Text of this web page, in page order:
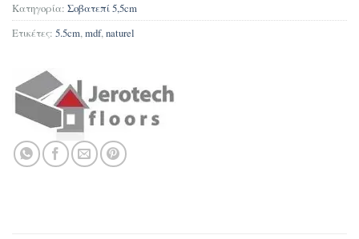
Κατηγορία: Σοβατεπί 5,5cm
Ετικέτες: 5.5cm,mdf,naturel